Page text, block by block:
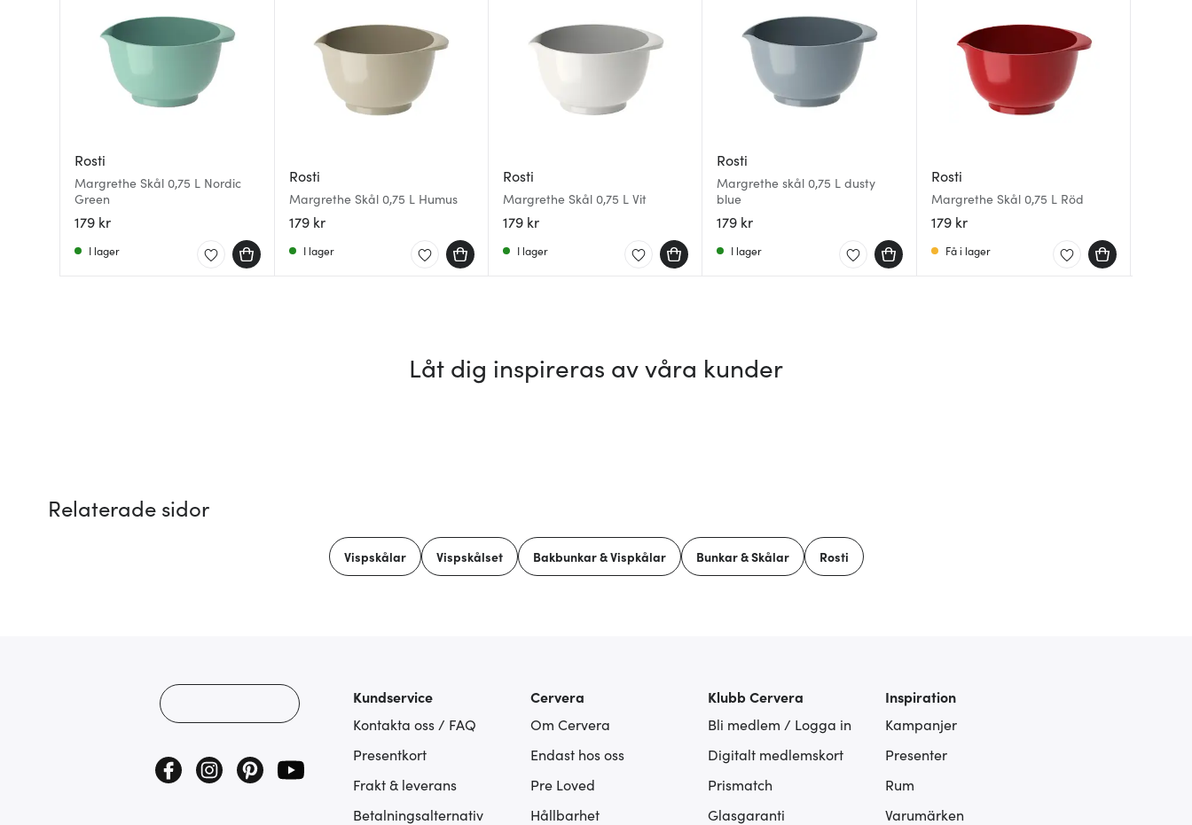
Rosti
Margrethe Skål 0,75 L Nordic
Green
179 kr
I lager
Rosti
Margrethe Skål 0,75 L Humus
179 kr
I lager
Rosti
Margrethe Skål 0,75 L Vit
179 kr
I lager
Rosti
Margrethe skål 0,75 L dusty
blue
179 kr
I lager
Rosti
Margrethe Skål 0,75 L Röd
179 kr
Få i lager
Låt dig inspireras av våra kunder
Relaterade sidor
Vispskålar Vispskålset Bakbunkar & Vispkålar Bunkar & Skålar Rosti
Kundservice
Kontakta oss / FAQ
Presentkort
Frakt & leverans
Betalningsalternativ
Cervera
Om Cervera
Endast hos oss
Pre Loved
Hållbarhet
Klubb Cervera
Bli medlem / Logga in
Digitalt medlemskort
Prismatch
Glasgaranti
Inspiration
Kampanjer
Presenter
Rum
Varumärken